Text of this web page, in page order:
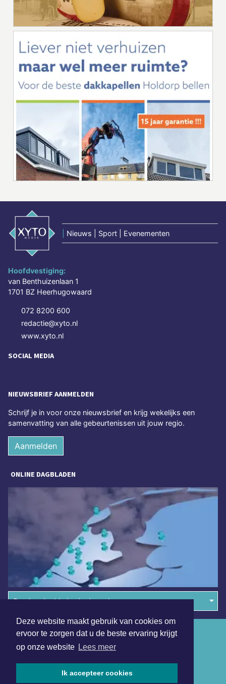
Deze website maakt gebruik van cookies om
ervoor te zorgen dat u de beste ervaring krijgt
op onze website Lees meer
Ik accepteer cookies
Nieuws | Sport | Evenementen
Hoofdvestiging:
van Benthuizenlaan 1
1701 BZ Heerhugowaard
072 8200 600
redactie@xyto.nl
www.xyto.nl
SOCIAL MEDIA
NIEUWSBRIEF AANMELDEN
Schrijf je in voor onze nieuwsbrief en krijg wekelijks een
samenvatting van alle gebeurtenissen uit jouw regio.
Aanmelden
ONLINE DAGBLADEN
Overige dagbladen in de regio
Algemene voorwaarden
Disclaimer